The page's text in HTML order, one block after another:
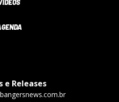
e Releases